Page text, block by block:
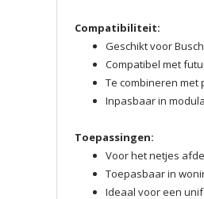
Compatibiliteit:
Geschikt voor
Compatibel met
Te combineren
Inpasbaar in
Toepassingen:
Voor het netjes
Toepasbaar in
Ideaal voor een